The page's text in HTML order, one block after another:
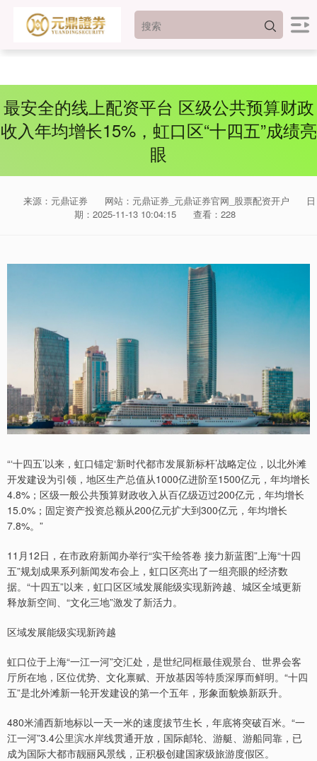
最安全的线上配资平台 区级公共预算财政
收入年均增长15%，虹口区“十四五”成绩亮
眼
来源：元鼎证券 网站：元鼎证券_元鼎证券官网_股票配资开户
日
期：2025-11-13 10:04:15
查看：228
“‘十四五’以来，虹口锚定‘新时代都市发展新标杆’战略定位，以北外滩
开发建设为引领，地区生产总值从1000亿进阶至1500亿元，年均增长
4.8%；区级一般公共预算财政收入从百亿级迈过200亿元，年均增长
15.0%；固定资产投资总额从200亿元扩大到300亿元，年均增长
7.8%。”
11月12日，在市政府新闻办举行“实干绘答卷 接力新蓝图”上海“十四
五”规划成果系列新闻发布会上，虹口区亮出了一组亮眼的经济数
据。“十四五”以来，虹口区区域发展能级实现新跨越、城区全域更新
释放新空间、“文化三地”激发了新活力。
区域发展能级实现新跨越
虹口位于上海“一江一河”交汇处，是世纪同框最佳观景台、世界会客
厅所在地，区位优势、文化禀赋、开放基因等特质深厚而鲜明。“十四
五”是北外滩新一轮开发建设的第一个五年，形象面貌焕新跃升。
480米浦西新地标以一天一米的速度拔节生长，年底将突破百米。“一
江一河”3.4公里滨水岸线贯通开放，国际邮轮、游艇、游船同靠，已
成为国际大都市靓丽风景线，正积极创建国家级旅游度假区。